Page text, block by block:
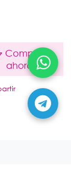
Comprar
ahora